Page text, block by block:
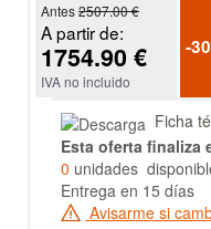
Antes2507.00 €
A partir de:
1754.90 €
IVA no incluido
-
Ficha
Esta oferta finaliza
0 unidades
Entrega en 15 días
Avisarme si